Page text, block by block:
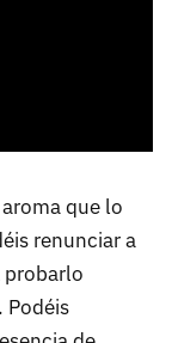
que lo
renunciar a
probarlo
Podéis